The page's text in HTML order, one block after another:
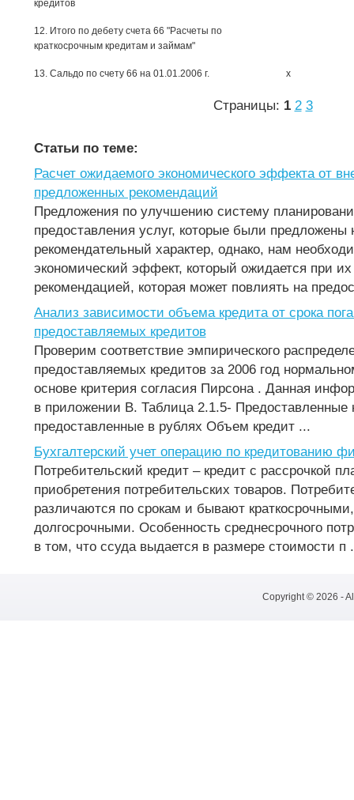
кредитов
12. Итого по дебету счета 66 "Расчеты по
краткосрочным кредитам и займам"
13. Сальдо по счету 66 на 01.01.2006 г. х
Страницы: 1 2 3
Статьи по теме:
Расчет ожидаемого экономического эффекта от
предложенных рекомендаций
Предложения по улучшению систему
предоставления услуг, которые были предложены
рекомендательный характер, однако, нам
экономический эффект, который ожидается при
рекомендацией, которая может повлиять на
Анализ зависимости объема кредита от срока
предоставляемых кредитов
Проверим соответствие эмпирического
предоставляемых кредитов за 2006 год
основе критерия согласия Пирсона . Данная
в приложении В. Таблица 2.1.5- Предоставленные
предоставленные в рублях Объем кредит ...
Бухгалтерский учет операцию по кредитованию
Потребительский кредит – кредит с рассрочкой
приобретения потребительских товаров.
различаются по срокам и бывают
долгосрочными. Особенность среднесрочного
в том, что ссуда выдается в размере стоимости п
Copyright © 2026 -